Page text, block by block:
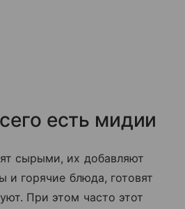
есть мидии
сырыми, их добавляют
и горячие блюда, готовят
При этом часто этот